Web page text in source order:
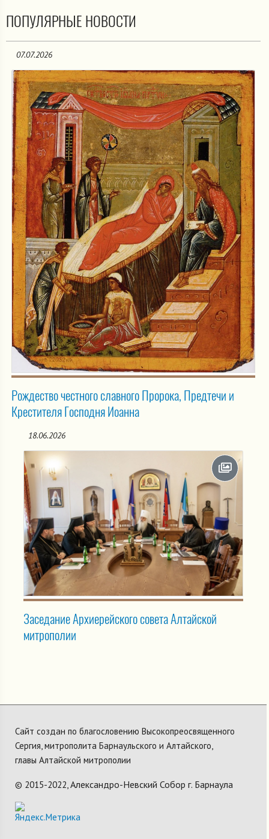
ПОПУЛЯРНЫЕ НОВОСТИ
07.07.2026
Рождество честного славного Пророка, Предтечи и
Крестителя Господня Иоанна
18.06.2026
Заседание Архиерейского совета Алтайской
митрополии
Сайт создан по благословению Высокопреосвященного
Сергия, митрополита Барнаульского и Алтайского,
главы Алтайской митрополии
© 2015-2022,Александро-Невский Собор г. Барнаула